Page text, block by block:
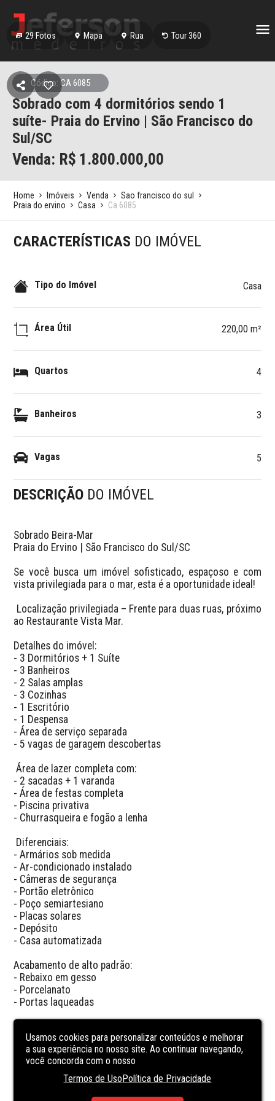
29 Fotos Mapa Rua Tour 360
Código: CA 6085
Sobrado com 4 dormitórios sendo 1
suíte- Praia do Ervino | São Francisco do
Sul/SC
Venda: R$ 1.800.000,00
Home Imóveis Venda
Sao francisco do sul
Praia do ervino
Casa Ca 6085
CARACTERÍSTICAS DO IMÓVEL
Tipo do Imóvel Casa
Área Útil 220,00 m²
Quartos 4
Banheiros 3
Vagas 5
DESCRIÇÃO DO IMÓVEL
Sobrado Beira-Mar
Praia do Ervino | São Francisco do Sul/SC
Se você busca um imóvel sofisticado, espaçoso e com
vista privilegiada para o mar, esta é a oportunidade ideal!
ao Restaurante Vista Mar.
Detalhes do imóvel:
- 3 Dormitórios + 1 Suíte
- 3 Banheiros
- 2 Salas amplas
- 3 Cozinhas
- 1 Escritório
- 1 Despensa
- Área de serviço separada
- 5 vagas de garagem descobertas
Área de lazer completa com:
- 2 sacadas + 1 varanda
- Área de festas completa
- Piscina privativa
- Churrasqueira e fogão a lenha
- Armários sob medida
- Ar-condicionado instalado
- Câmeras de segurança
- Portão eletrônico
- Poço semiartesiano
- Placas solares
- Depósito
- Casa automatizada
Acabamento de alto padrão:
- Rebaixo em gesso
- Porcelanato
- Portas laqueadas
🚫 Por enquanto, não aceita permuta.
Usamos cookies para personalizar conteúdos e melhorar
a sua experiência no nosso site. Ao continuar navegando,
você concorda com o nosso
Termos de UsoPolítica de Privacidade